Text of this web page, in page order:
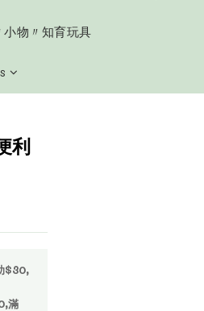
小物〃知育玩具
利
$30,
滿